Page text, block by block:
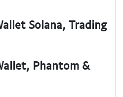
Solana, Trading
Phantom &